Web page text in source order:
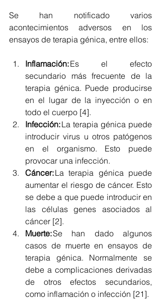
Se han notificado varios
acontecimientos adversos en los
ensayos de terapia génica, entre ellos:
Inflamación: Es el efecto
secundario más frecuente de la
terapia génica. Puede producirse
en el lugar de la inyección o en
todo el cuerpo [4].
Infección: La terapia génica puede
introducir virus u otros patógenos
en el organismo. Esto puede
provocar una infección.
Cáncer: La terapia génica puede
aumentar el riesgo de cáncer. Esto
se debe a que puede introducir en
las células genes asociados al
cáncer [2].
Muerte: Se han dado algunos
casos de muerte en ensayos de
terapia génica. Normalmente se
debe a complicaciones derivadas
de otros efectos secundarios,
como inflamación o infección [21].